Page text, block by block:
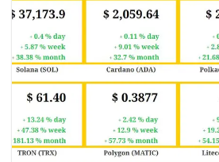
trong 24 giờ. Khối lượng giao dịch